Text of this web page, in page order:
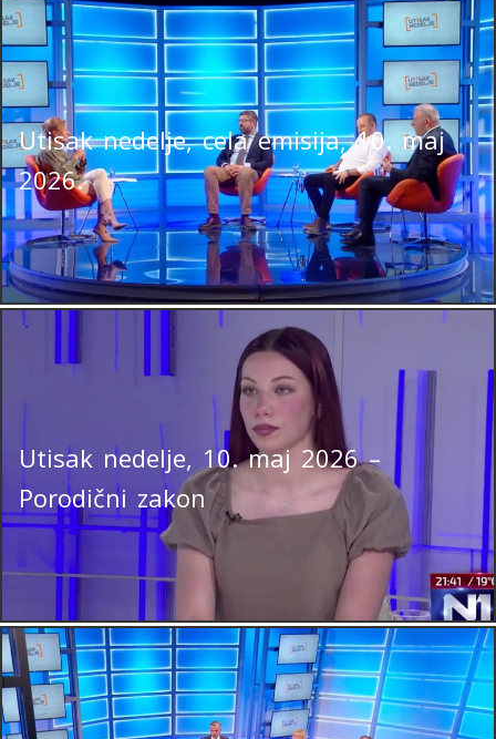
Utisak nedelje, cela emisija, 10. maj
2026.
Utisak nedelje, 10. maj 2026 –
Porodični zakon